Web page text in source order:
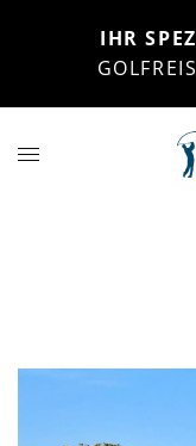
IHR